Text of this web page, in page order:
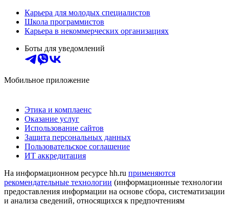
Карьера для молодых специалистов
Школа программистов
Карьера в некоммерческих организациях
Боты для уведомлений
Мобильное приложение
Этика и комплаенс
Оказание услуг
Использование сайтов
Защита персональных данных
Пользовательское соглашение
ИТ аккредитация
На информационном ресурсе hh.ru применяются
рекомендательные технологии (информационные технологии
предоставления информации на основе сбора, систематизации
и анализа сведений, относящихся к предпочтениям